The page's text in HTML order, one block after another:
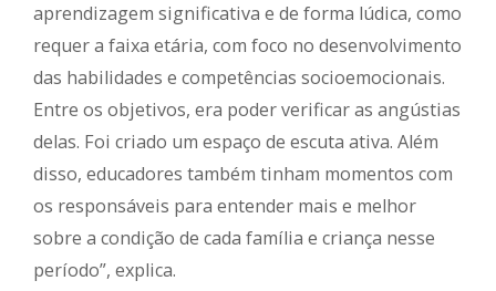
aprendizagem significativa e de forma lúdica, como
requer a faixa etária, com foco no desenvolvimento
das habilidades e competências socioemocionais.
Entre os objetivos, era poder verificar as angústias
delas. Foi criado um espaço de escuta ativa. Além
disso, educadores também tinham momentos com
os responsáveis para entender mais e melhor
sobre a condição de cada família e criança nesse
período”, explica.